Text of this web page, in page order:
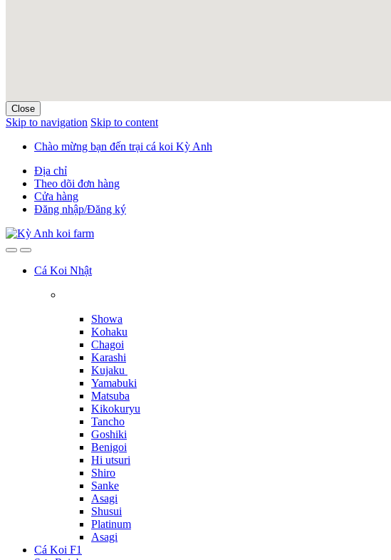
Close
Skip to navigation Skip to content
Chào mừng bạn đến trại cá koi Kỳ Anh
Địa chỉ
Theo dõi đơn hàng
Cửa hàng
Đăng nhập/Đăng ký
Cá Koi Nhật
Showa
Kohaku
Chagoi
Karashi
Kujaku
Yamabuki
Matsuba
Kikokuryu
Tancho
Goshiki
Benigoi
Hi utsuri
Shiro
Sanke
Asagi
Shusui
Platinum
Asagi
Cá Koi F1